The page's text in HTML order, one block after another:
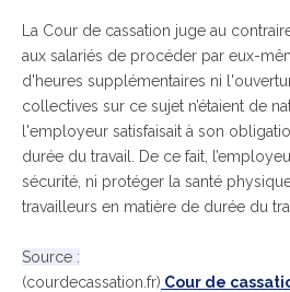
La Cour de cassation juge au
aux salariés de procéder par eux-
d'heures supplémentaires ni
collectives sur ce sujet n’étaient de
l'employeur satisfaisait à son
durée du travail. De ce fait,
sécurité, ni protéger la santé
travailleurs en matière de durée du
Source :
(courdecassation.fr) Cour de